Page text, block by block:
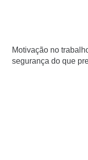
Motivação no
segurança do que